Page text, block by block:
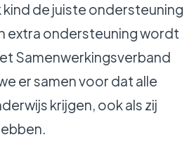
de juiste ondersteuning
extra ondersteuning wordt
Samenwerkingsverband
er samen voor dat alle
krijgen, ook als zij